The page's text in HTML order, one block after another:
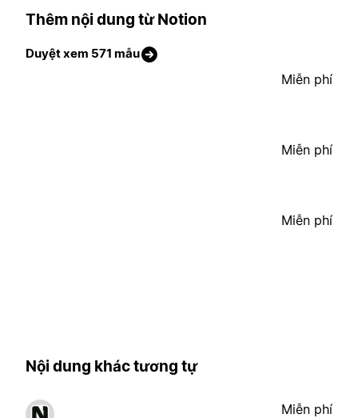
Thêm nội dung từ Notion
Duyệt xem 571 mẫu
Miễn phí
Miễn phí
Miễn phí
Nội dung khác tương tự
Miễn phí